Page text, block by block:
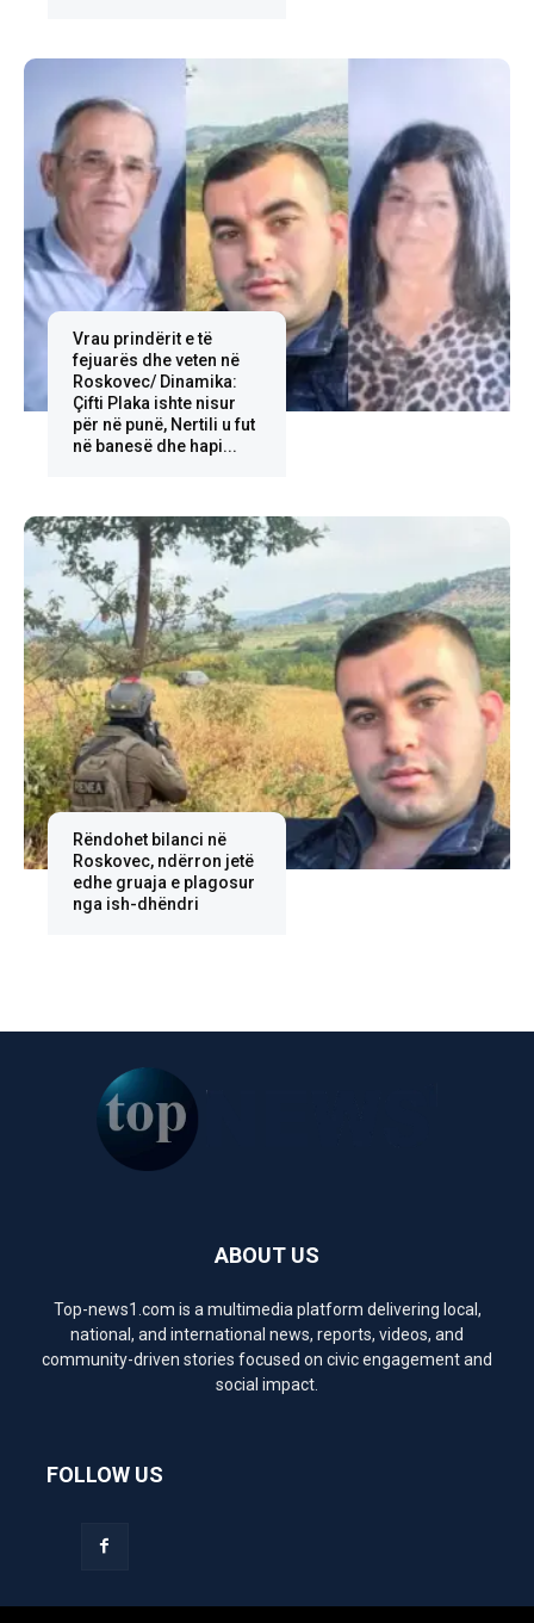
Vrau prindërit e të
fejuarës dhe veten në
Roskovec/ Dinamika:
Çifti Plaka ishte nisur
për në punë, Nertili u fut
në banesë dhe hapi...
Rëndohet bilanci në
Roskovec, ndërron jetë
edhe gruaja e plagosur
nga ish-dhëndri
ABOUT US
Top-news1.com is a multimedia platform delivering local,
national, and international news, reports, videos, and
community-driven stories focused on civic engagement and
social impact.
FOLLOW US